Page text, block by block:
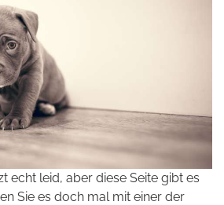
echt leid, aber diese Seite gibt es
Sie es doch mal mit einer der